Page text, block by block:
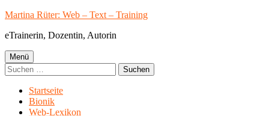
Springe
Inhalt
Martina Rüter: Web – Text – Training
eTrainerin, Dozentin, Autorin
Primäres
Menü
Menü
Suchen
nach:
Startseite
Bionik
Web-Lexikon